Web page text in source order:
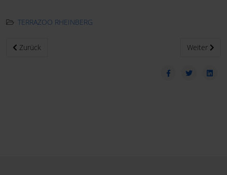
TERRAZOO RHEINBERG
Vorheriger Beitrag: Schulungen
Zurück Nächster
Weiter